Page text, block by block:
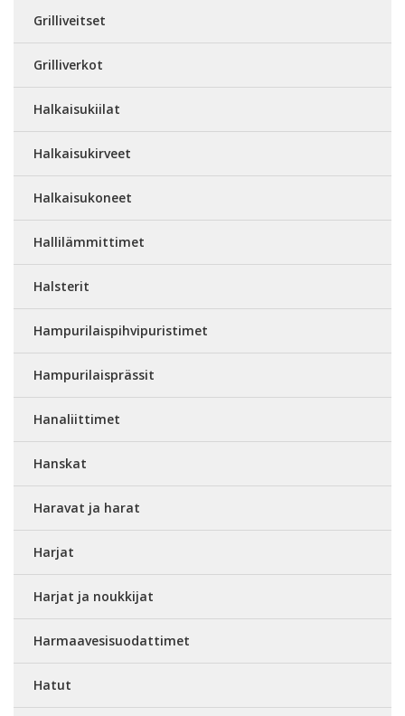
Grilliveitset
Grilliverkot
Halkaisukiilat
Halkaisukirveet
Halkaisukoneet
Hallilämmittimet
Halsterit
Hampurilaispihvipuristimet
Hampurilaisprässit
Hanaliittimet
Hanskat
Haravat ja harat
Harjat
Harjat ja noukkijat
Harmaavesisuodattimet
Hatut